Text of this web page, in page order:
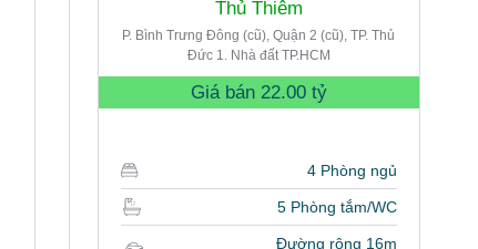
Thủ Thiêm
P. Bình Trưng Đông (cũ), Quận 2 (cũ), TP. Thủ
Đức 1. Nhà đất TP.HCM
Giá bán 22.00 tỷ
4 Phòng ngủ
5 Phòng tắm/WC
Đường rộng 16m